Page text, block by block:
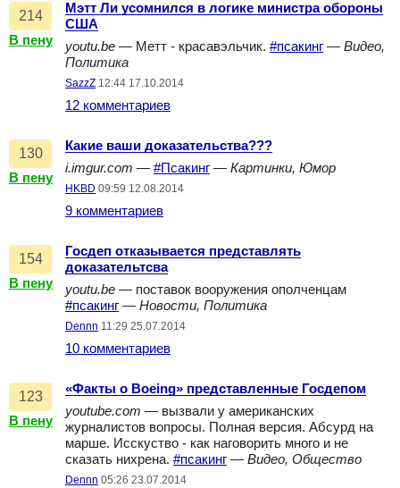
214
В пену
Мэтт Ли усомнился в логике министра обороны
США
youtu.be — Метт - красавэльчик. #псакинг — Видео,
Политика
SazzZ 12:44 17.10.2014
12 комментариев
130
В пену
Какие ваши доказательства???
i.imgur.com — #Псакинг — Картинки, Юмор
HKBD 09:59 12.08.2014
9 комментариев
154
В пену
Госдеп отказывается представлять
доказательтсва
youtu.be — поставок вооружения ополченцам
#псакинг — Новости, Политика
Dennn 11:29 25.07.2014
10 комментариев
123
В пену
«Факты о Boeing» представленные Госдепом
youtube.com — вызвали у американских
журналистов вопросы. Полная версия. Абсурд на
марше. Исскуство - как наговорить много и не
сказать нихрена. #псакинг — Видео, Общество
Dennn 05:26 23.07.2014